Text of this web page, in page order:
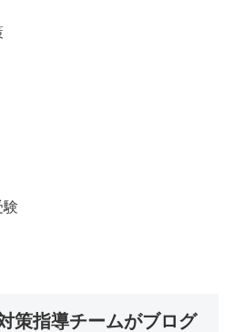
験
策指導チームがブログ